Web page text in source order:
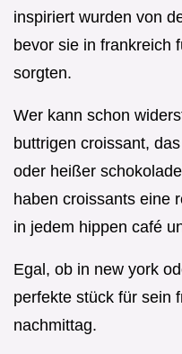
inspiriert wurden von
bevor sie in frankreich
sorgten.
Wer kann schon
buttrigen croissant,
oder heißer
haben croissants eine
in jedem hippen café
Egal, ob in new york
perfekte stück für sein
nachmittag.